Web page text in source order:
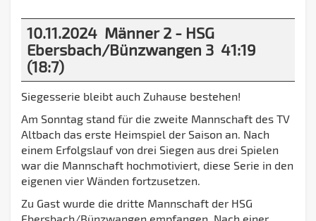
10.11.2024 Männer 2 - HSG
Ebersbach/Bünzwangen 3 41:19
(18:7)
Siegesserie bleibt auch Zuhause bestehen!
Am Sonntag stand für die zweite Mannschaft des TV
Altbach das erste Heimspiel der Saison an. Nach
einem Erfolgslauf von drei Siegen aus drei Spielen
war die Mannschaft hochmotiviert, diese Serie in den
eigenen vier Wänden fortzusetzen.
Zu Gast wurde die dritte Mannschaft der HSG